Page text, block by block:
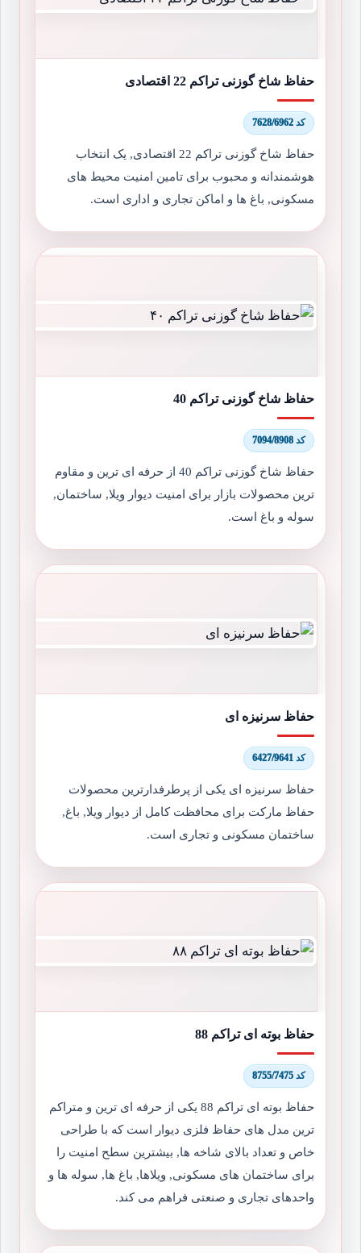
حفاظ شاخ گوزنی تراکم 22 اقتصادی
کد 7628/6962
حفاظ شاخ گوزنی تراکم 22 اقتصادی, یک انتخاب
هوشمندانه و محبوب برای تامین امنیت محیط های
مسکونی, باغ ها و اماکن تجاری و اداری است.
حفاظ شاخ گوزنی تراکم 40
کد 7094/8908
حفاظ شاخ گوزنی تراکم 40 از حرفه ای ترین و مقاوم
ترین محصولات بازار برای امنیت دیوار ویلا, ساختمان,
سوله و باغ است.
حفاظ سرنیزه ای
کد 6427/9641
حفاظ سرنیزه ای یکی از پرطرفدارترین محصولات
حفاظ مارکت برای محافظت کامل از دیوار ویلا, باغ,
ساختمان مسکونی و تجاری است.
حفاظ بوته ای تراکم 88
کد 8755/7475
حفاظ بوته ای تراکم 88 یکی از حرفه ای ترین و متراکم
ترین مدل های حفاظ فلزی دیوار است که با طراحی
خاص و تعداد بالای شاخه ها, بیشترین سطح امنیت را
برای ساختمان های مسکونی, ویلاها, باغ ها, سوله ها و
واحدهای تجاری و صنعتی فراهم می کند.